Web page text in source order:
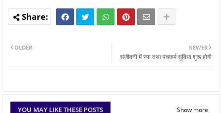
NEWER
संजीवनी में स्पा तथा पंचकर्म सुविधा शुरू होगी
OLDER
YOU MAY LIKE THESE POSTS Show more